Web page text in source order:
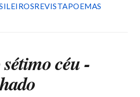
REVISTAPOEMAS
céu -